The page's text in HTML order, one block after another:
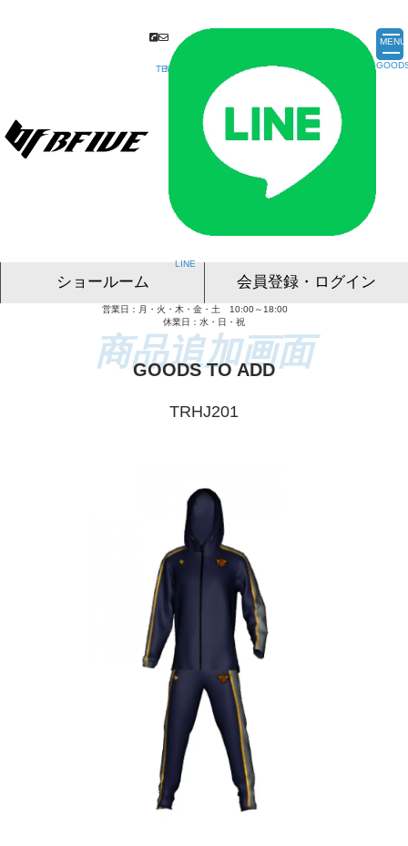
MENU
ショールーム
東京ショールーム
名古屋ショールーム
大阪ショールーム
福岡ショールーム
会員登録・ログイン
営業日：月・火・木・金・土 10:00～18:00
休業日：水・日・祝
GOODS TO ADD
TRHJ201